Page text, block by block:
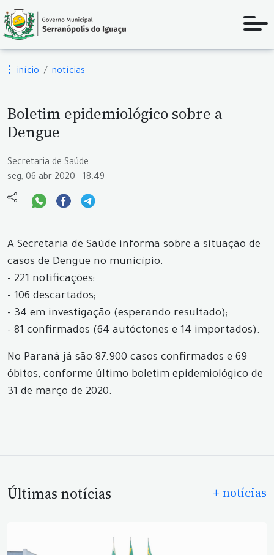
início notícias
Boletim epidemiológico sobre a
Dengue
Secretaria de Saúde
seg, 06 abr 2020 - 18:49
A Secretaria de Saúde informa sobre a situação de
casos de Dengue no município.
- 221 notificações;
- 106 descartados;
- 34 em investigação (esperando resultado);
- 81 confirmados (64 autóctones e 14 importados).
No Paraná já são 87.900 casos confirmados e 69
óbitos, conforme último boletim epidemiológico de
31 de março de 2020.
Últimas notícias + notícias